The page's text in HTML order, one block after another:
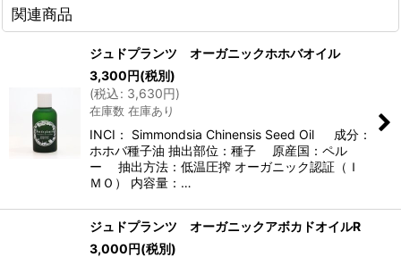
関連商品
ジュドプランツ オーガニックホホバオイル
3,300円(税別)
(税込: 3,630円)
在庫数 在庫あり
INCI： Simmondsia Chinensis Seed Oil 成分：
ホホバ種子油 抽出部位：種子 原産国：ペル
ー 抽出方法：低温圧搾 オーガニック認証（Ｉ
ＭＯ） 内容量：…
ジュドプランツ オーガニックアボカドオイルR
3,000円(税別)